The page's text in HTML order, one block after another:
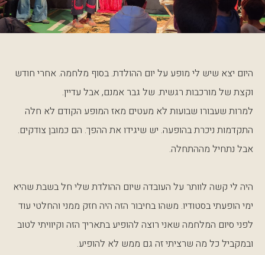
היום יצא שיש לי מופע על יום ההולדת. בסוף מלחמה. אחרי חודש
וקצת של מורכבות רגשית. של גבר אמנם, אבל עדיין.
למרות שעבורו שבועות לא מעטים מאז המופע הקודם לא חלה
התקדמות ניכרת בהופעה. יש שיגידו את ההפך. הם כמובן צודקים.
אבל נתחיל מההתחלה.
היה לי קשה לוותר על העובדה שיום ההולדת שלי חל בשבת שהיא
ימי הופעתי בסטודיו. משהו בחיבור הזה היה חזק ממני והחלטי עוד
לפני סיום המלחמה שאני רוצה להופיע בתאריך הזה וקיוויתי לטוב
ובמקביל כל מה שרציתי זה גם ממש לא להופיע.